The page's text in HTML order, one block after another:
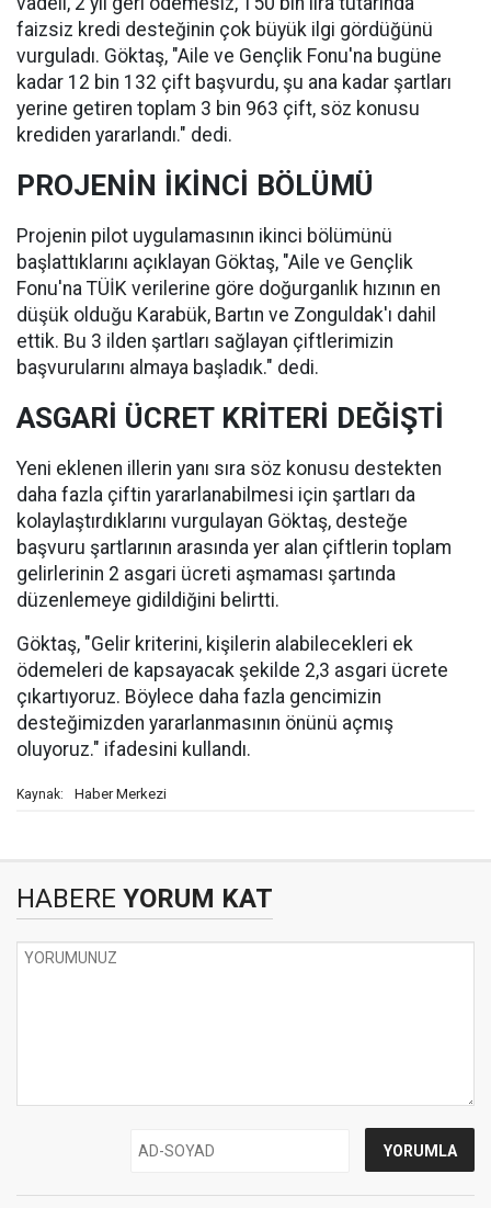
faizsiz kredi desteğinin çok büyük ilgi gördüğünü
vurguladı. Göktaş, "Aile ve Gençlik Fonu'na bugüne
kadar 12 bin 132 çift başvurdu, şu ana kadar şartları
yerine getiren toplam 3 bin 963 çift, söz konusu
krediden yararlandı." dedi.
PROJENİN İKİNCİ BÖLÜMÜ
Projenin pilot uygulamasının ikinci bölümünü
başlattıklarını açıklayan Göktaş, "Aile ve Gençlik
Fonu'na TÜİK verilerine göre doğurganlık hızının en
düşük olduğu Karabük, Bartın ve Zonguldak'ı dahil
ettik. Bu 3 ilden şartları sağlayan çiftlerimizin
başvurularını almaya başladık." dedi.
ASGARİ ÜCRET KRİTERİ DEĞİŞTİ
Yeni eklenen illerin yanı sıra söz konusu destekten
daha fazla çiftin yararlanabilmesi için şartları da
kolaylaştırdıklarını vurgulayan Göktaş, desteğe
başvuru şartlarının arasında yer alan çiftlerin toplam
gelirlerinin 2 asgari ücreti aşmaması şartında
düzenlemeye gidildiğini belirtti.
Göktaş, "Gelir kriterini, kişilerin alabilecekleri ek
ödemeleri de kapsayacak şekilde 2,3 asgari ücrete
çıkartıyoruz. Böylece daha fazla gencimizin
desteğimizden yararlanmasının önünü açmış
oluyoruz." ifadesini kullandı.
Kaynak: Haber Merkezi
HABERE YORUM KAT